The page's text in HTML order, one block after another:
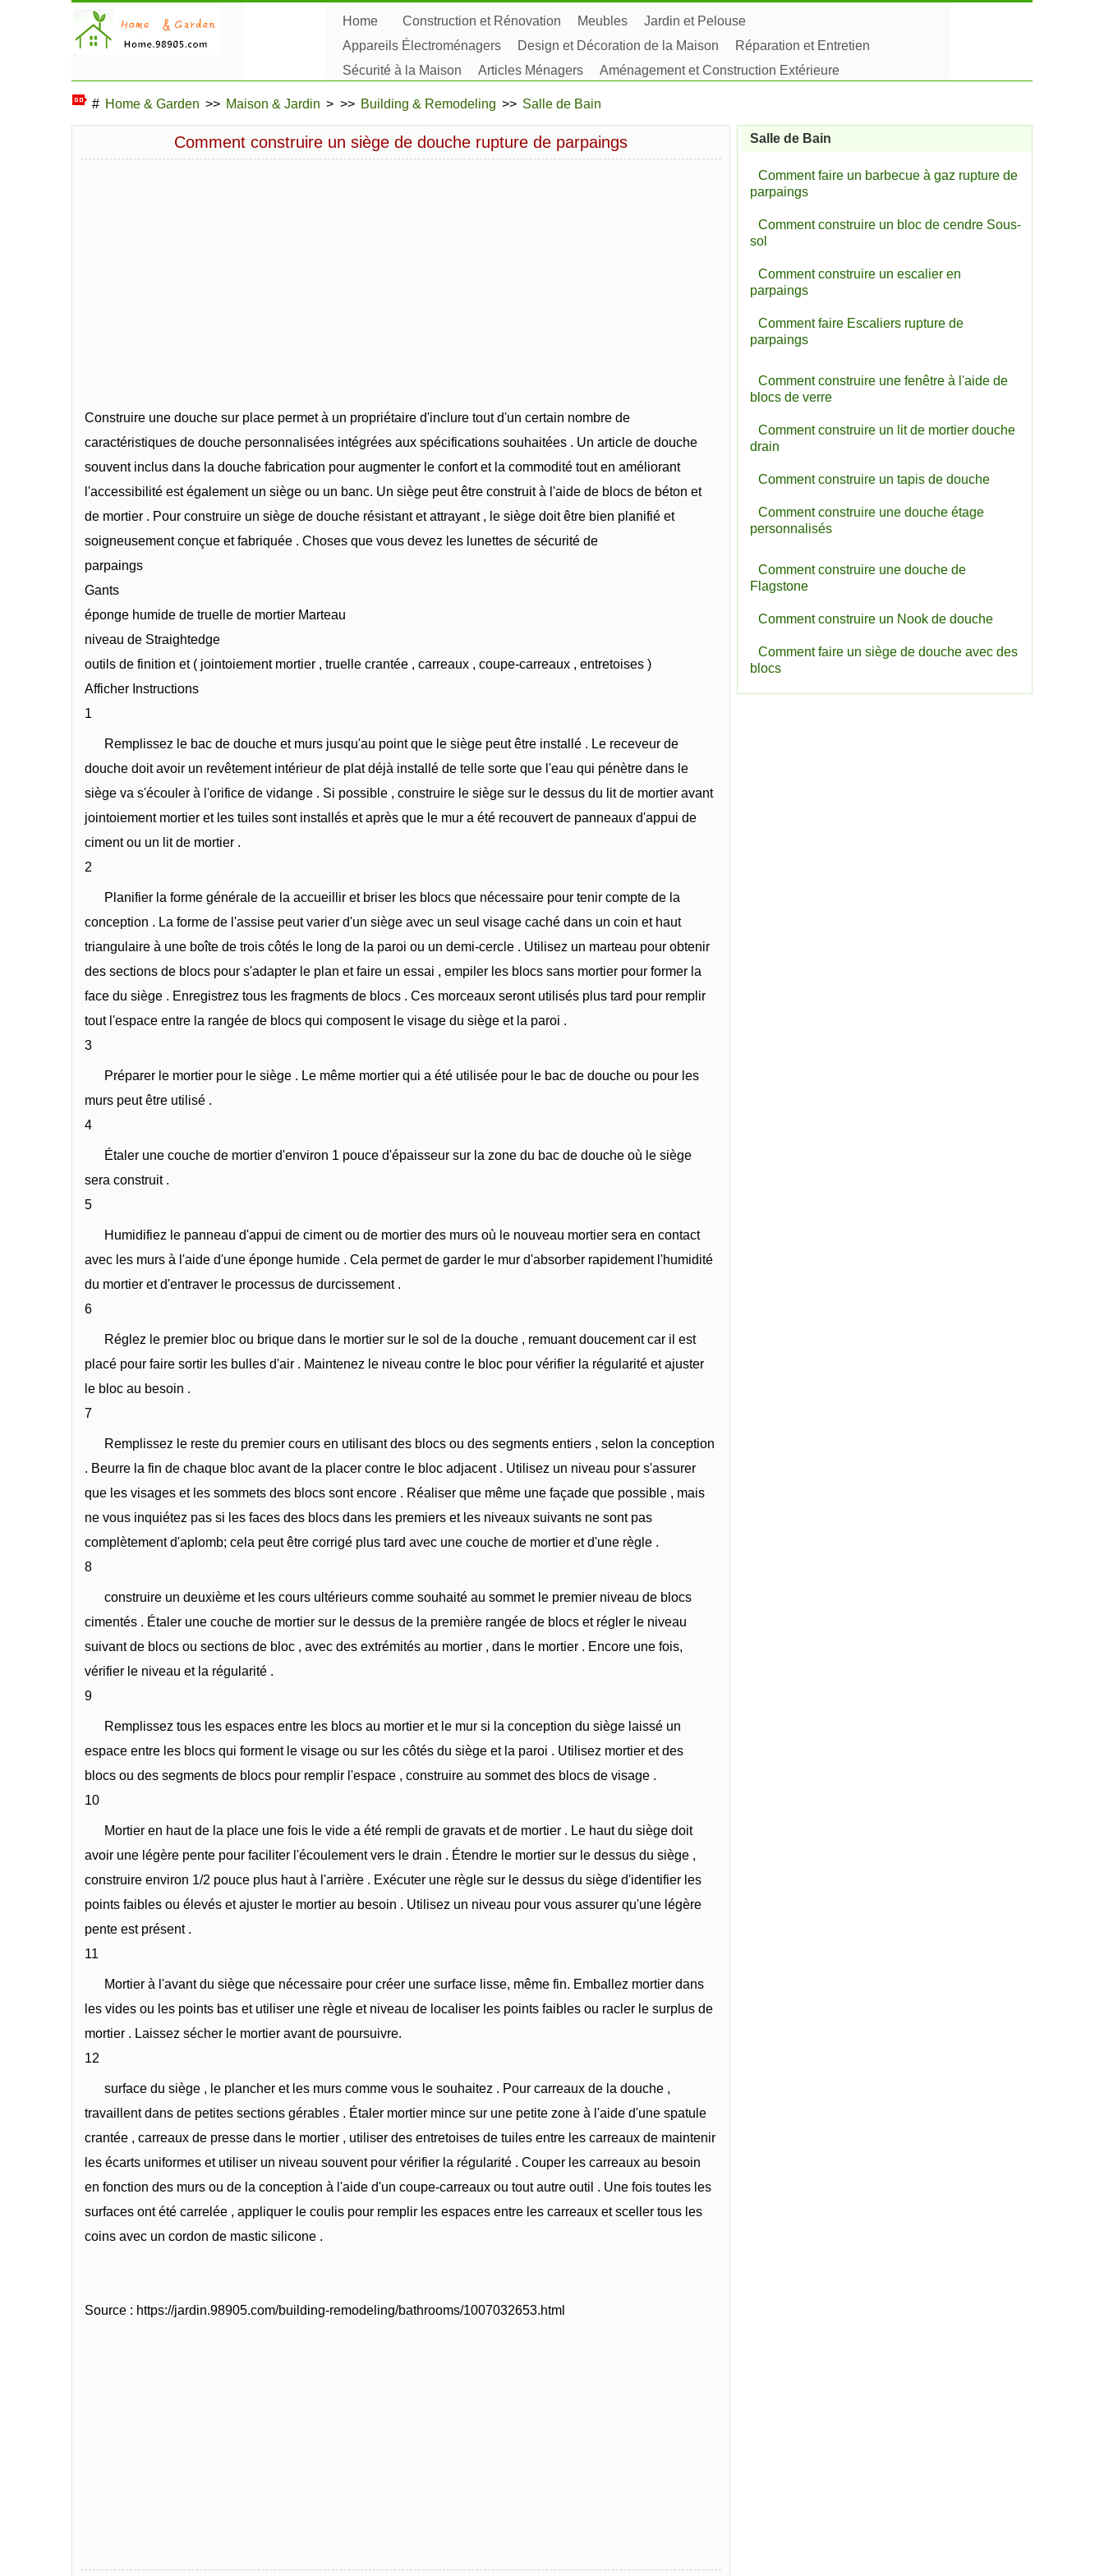
Home Construction et Rénovation Meubles
Jardin et Pelouse
Appareils Électroménagers
Design et Décoration de la Maison
Réparation et Entretien
Sécurité à la Maison
Articles Ménagers
Aménagement et Construction Extérieure
# Home & Garden >> Maison & Jardin > >> Building & Remodeling >> Salle de Bain
Comment construire un siège de douche rupture de parpaings
Construire une douche sur place permet à un propriétaire d'inclure tout d'un certain nombre de
caractéristiques de douche personnalisées intégrées aux spécifications souhaitées . Un article de douche
souvent inclus dans la douche fabrication pour augmenter le confort et la commodité tout en améliorant
l'accessibilité est également un siège ou un banc. Un siège peut être construit à l'aide de blocs de béton et
de mortier . Pour construire un siège de douche résistant et attrayant , le siège doit être bien planifié et
soigneusement conçue et fabriquée . Choses que vous devez les lunettes de sécurité de
parpaings
Gants
éponge humide de truelle de mortier Marteau
niveau de Straightedge
outils de finition et ( jointoiement mortier , truelle crantée , carreaux , coupe-carreaux , entretoises )
Afficher Instructions
1
Remplissez le bac de douche et murs jusqu'au point que le siège peut être installé . Le receveur de
douche doit avoir un revêtement intérieur de plat déjà installé de telle sorte que l'eau qui pénètre dans le
siège va s'écouler à l'orifice de vidange . Si possible , construire le siège sur le dessus du lit de mortier avant
jointoiement mortier et les tuiles sont installés et après que le mur a été recouvert de panneaux d'appui de
ciment ou un lit de mortier .
2
Planifier la forme générale de la accueillir et briser les blocs que nécessaire pour tenir compte de la
conception . La forme de l'assise peut varier d'un siège avec un seul visage caché dans un coin et haut
triangulaire à une boîte de trois côtés le long de la paroi ou un demi-cercle . Utilisez un marteau pour obtenir
des sections de blocs pour s'adapter le plan et faire un essai , empiler les blocs sans mortier pour former la
face du siège . Enregistrez tous les fragments de blocs . Ces morceaux seront utilisés plus tard pour remplir
tout l'espace entre la rangée de blocs qui composent le visage du siège et la paroi .
3
Préparer le mortier pour le siège . Le même mortier qui a été utilisée pour le bac de douche ou pour les
murs peut être utilisé .
4
Étaler une couche de mortier d'environ 1 pouce d'épaisseur sur la zone du bac de douche où le siège
sera construit .
5
Humidifiez le panneau d'appui de ciment ou de mortier des murs où le nouveau mortier sera en contact
avec les murs à l'aide d'une éponge humide . Cela permet de garder le mur d'absorber rapidement l'humidité
du mortier et d'entraver le processus de durcissement .
6
Réglez le premier bloc ou brique dans le mortier sur le sol de la douche , remuant doucement car il est
placé pour faire sortir les bulles d'air . Maintenez le niveau contre le bloc pour vérifier la régularité et ajuster
le bloc au besoin .
7
Remplissez le reste du premier cours en utilisant des blocs ou des segments entiers , selon la conception
. Beurre la fin de chaque bloc avant de la placer contre le bloc adjacent . Utilisez un niveau pour s'assurer
que les visages et les sommets des blocs sont encore . Réaliser que même une façade que possible , mais
ne vous inquiétez pas si les faces des blocs dans les premiers et les niveaux suivants ne sont pas
complètement d'aplomb; cela peut être corrigé plus tard avec une couche de mortier et d'une règle .
8
construire un deuxième et les cours ultérieurs comme souhaité au sommet le premier niveau de blocs
cimentés . Étaler une couche de mortier sur le dessus de la première rangée de blocs et régler le niveau
suivant de blocs ou sections de bloc , avec des extrémités au mortier , dans le mortier . Encore une fois,
vérifier le niveau et la régularité .
9
Remplissez tous les espaces entre les blocs au mortier et le mur si la conception du siège laissé un
espace entre les blocs qui forment le visage ou sur les côtés du siège et la paroi . Utilisez mortier et des
blocs ou des segments de blocs pour remplir l'espace , construire au sommet des blocs de visage .
10
Mortier en haut de la place une fois le vide a été rempli de gravats et de mortier . Le haut du siège doit
avoir une légère pente pour faciliter l'écoulement vers le drain . Étendre le mortier sur le dessus du siège ,
construire environ 1/2 pouce plus haut à l'arrière . Exécuter une règle sur le dessus du siège d'identifier les
points faibles ou élevés et ajuster le mortier au besoin . Utilisez un niveau pour vous assurer qu'une légère
pente est présent .
11
Mortier à l'avant du siège que nécessaire pour créer une surface lisse, même fin. Emballez mortier dans
les vides ou les points bas et utiliser une règle et niveau de localiser les points faibles ou racler le surplus de
mortier . Laissez sécher le mortier avant de poursuivre.
12
surface du siège , le plancher et les murs comme vous le souhaitez . Pour carreaux de la douche ,
travaillent dans de petites sections gérables . Étaler mortier mince sur une petite zone à l'aide d'une spatule
crantée , carreaux de presse dans le mortier , utiliser des entretoises de tuiles entre les carreaux de maintenir
les écarts uniformes et utiliser un niveau souvent pour vérifier la régularité . Couper les carreaux au besoin
en fonction des murs ou de la conception à l'aide d'un coupe-carreaux ou tout autre outil . Une fois toutes les
surfaces ont été carrelée , appliquer le coulis pour remplir les espaces entre les carreaux et sceller tous les
coins avec un cordon de mastic silicone .
Source : https://jardin.98905.com/building-remodeling/bathrooms/1007032653.html
Salle de Bain
Comment faire un barbecue à gaz rupture de
parpaings
Comment construire un bloc de cendre Sous-
sol
Comment construire un escalier en
parpaings
Comment faire Escaliers rupture de
parpaings
Comment construire une fenêtre à l'aide de
blocs de verre
Comment construire un lit de mortier douche
drain
Comment construire un tapis de douche
Comment construire une douche étage
personnalisés
Comment construire une douche de
Flagstone
Comment construire un Nook de douche
Comment faire un siège de douche avec des
blocs